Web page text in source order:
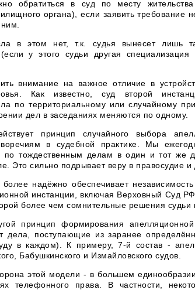
обратиться в суд по месту
органа), если заявить требование
в этом нет, т.к. судья вынесет лишь
у этого судьи другая
внимание на важное отличие в
Как известно, суд второй
по территориальному или случайному
дел в заседаниях меняются по одному.
принцип случайного выбора
в судебной практике. Мы
по тождественным делам в один и тот же
Это сильно подрывает веру в правосудие и
надёжно обеспечивает
инстанции, включая Верховный Суд
более чем сомнительные решения судьи
принцип формирования
дела, поступающие из заранее
в каждом). К примеру, 7-й состав -
Бабушкинского и Измайловского судов.
этой модели - в большем
телефонного права. В частности,